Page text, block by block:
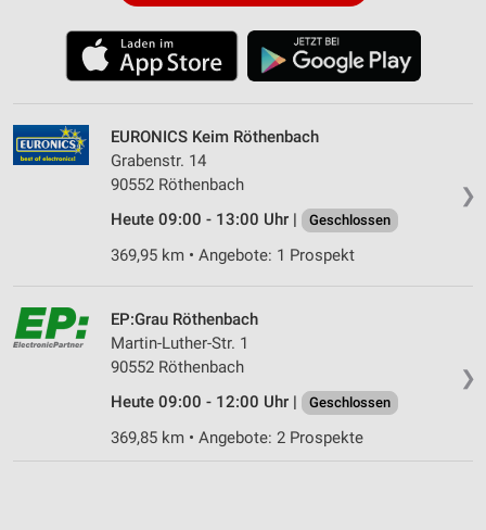
❯
EURONICS Keim Röthenbach
Grabenstr. 14
90552 Röthenbach
Heute 09:00 - 13:00 Uhr |
Geschlossen
369,95 km • Angebote: 1 Prospekt
❯
EP:Grau Röthenbach
Martin-Luther-Str. 1
90552 Röthenbach
Heute 09:00 - 12:00 Uhr |
Geschlossen
369,85 km • Angebote: 2 Prospekte